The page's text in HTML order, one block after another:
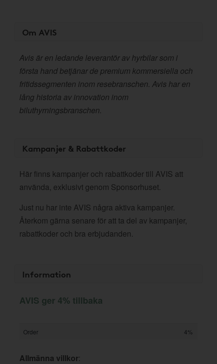
Om AVIS
Avis är en ledande leverantör av hyrbilar som i
första hand betjänar de premium kommersiella och
fritidssegmenten inom resebranschen. Avis har en
lång historia av innovation inom
biluthyrningsbranschen.
Kampanjer & Rabattkoder
Här finns kampanjer och rabattkoder till AVIS att
använda, exklusivt genom Sponsorhuset.
Just nu har inte AVIS några aktiva kampanjer.
Återkom gärna senare för att ta del av kampanjer,
rabattkoder och bra erbjudanden.
Information
AVIS ger 4% tillbaka
Order 4%
Allmänna villkor: